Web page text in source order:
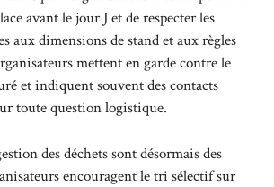
avant le jour J et de respecter les
aux dimensions de stand et aux règles
mettent en garde contre le
et indiquent souvent des contacts
toute question logistique.
des déchets sont désormais des
encouragent le tri sélectif sur